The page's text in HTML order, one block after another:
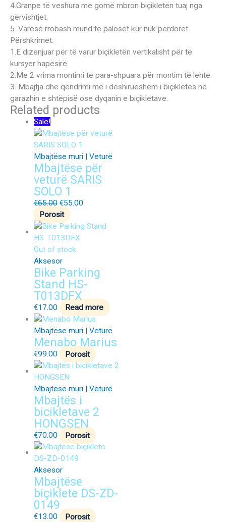
4.Granpe të veshura me gomë mbron biçikletën tuaj nga
gërvishtjet.
5. Varëse rrobash mund të paloset kur nuk përdoret.
Përshkrimet:
1.E dizenjuar për të varur biçikletën vertikalisht për të
kursyer hapësirë.
2.Me 2 vrima montimi të para-shpuara për montim të lehtë.
3. Mbajtja dhe qëndrimi më i dëshirueshëm i biçikletës në
garazhin e shtëpisë ose dyqanin e biçikletave.
Related products
Sale!
Mbajtëse muri | Veturë
Mbajtëse për
veturë SARIS
SOLO 1
€65.00 €55.00
Porosit
Out of stock
Aksesor
Bike Parking
Stand HS-
T013DFX
€17.00 Read more
Mbajtëse muri | Veturë
Menabo Marius
€99.00 Porosit
Mbajtëse muri | Veturë
Mbajtës i
bicikletave 2
HONGSEN
€70.00 Porosit
Aksesor
Mbajtëse
biçiklete DS-ZD-
0149
€13.00 Porosit